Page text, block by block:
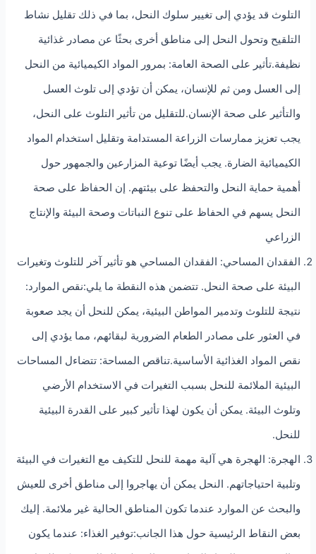
التلوث قد يؤدي إلى تغيير سلوك النحل، بما في ذلك تقليل نشاط
التلقيح وتحول النحل إلى مناطق أخرى بحثًا عن مصادر غذائية
نظيفة.تأثير على الصحة العامة: بمرور المواد الكيميائية من النحل
إلى العسل ومن ثم للإنسان، يمكن أن تؤدي إلى تلوث العسل
والتأثير على صحة الإنسان.للتقليل من تأثير التلوث على النحل،
يجب تعزيز ممارسات الزراعة المستدامة وتقليل استخدام المواد
الكيميائية الضارة. يجب أيضًا توعية المزارعين والجمهور حول
أهمية حماية النحل والتحفظ على بيئتهم. إن الحفاظ على صحة
النحل يسهم في الحفاظ على تنوع النباتات وصحة البيئة والإنتاج
الزراعي
الفقدان المساحي: الفقدان المساحي هو تأثير آخر للتلوث وتغيرات
البيئة على صحة النحل. تتضمن هذه النقطة ما يلي:نقص الموارد:
نتيجة للتلوث وتدمير المواطن البيئية، يمكن للنحل أن يجد صعوبة
في العثور على مصادر الطعام الضرورية لبقائهم، مما يؤدي إلى
نقص المواد الغذائية الأساسية.تناقص المساحة: تتضاءل المساحات
البيئية الملائمة للنحل بسبب التغيرات في الاستخدام الأرضي
وتلوث البيئة. يمكن أن يكون لهذا تأثير كبير على القدرة البيئية
للنحل.
الهجرة: الهجرة هي آلية مهمة للنحل للتكيف مع التغيرات في البيئة
وتلبية احتياجاتهم. النحل يمكن أن يهاجروا إلى مناطق أخرى للعيش
والبحث عن الموارد عندما تكون المناطق الحالية غير ملائمة. إليك
بعض النقاط الرئيسية حول هذا الجانب:توفير الغذاء: عندما يكون